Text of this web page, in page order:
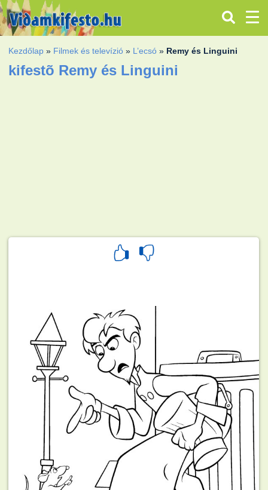
Kezdőlap » Filmek és televízió » L’ecsó » Remy és Linguini
kifestõ Remy és Linguini